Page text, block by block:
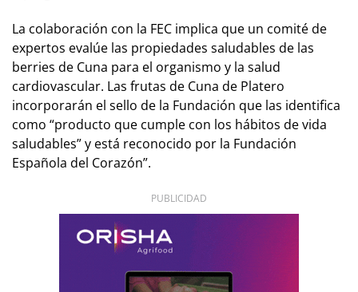
La colaboración con la FEC implica que un comité de
expertos evalúe las propiedades saludables de las
berries de Cuna para el organismo y la salud
cardiovascular. Las frutas de Cuna de Platero
incorporarán el sello de la Fundación que las identifica
como “producto que cumple con los hábitos de vida
saludables” y está reconocido por la Fundación
Española del Corazón”.
PUBLICIDAD